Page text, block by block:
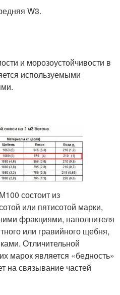
W3.
и морозоустойчивости в
используемыми
состоит из
или пятисотой марки,
фракциями, наполнителя
или гравийного щебня,
Отличительной
марок является «бедность»
на связывание частей